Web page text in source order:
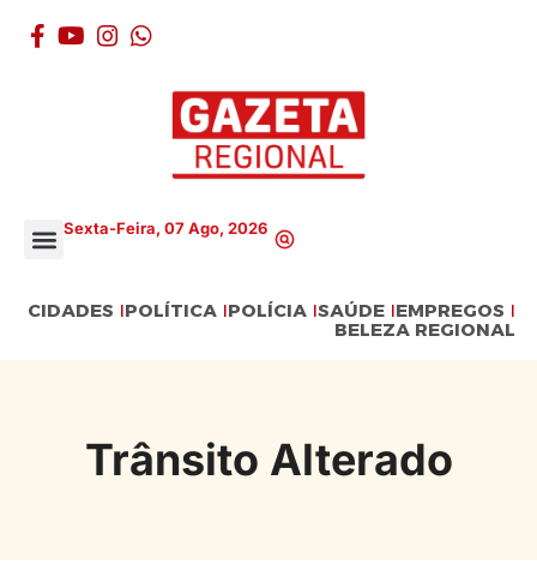
Sexta-Feira, 07 Ago, 2026
CIDADES POLÍTICA POLÍCIA SAÚDE EMPREGOS
BELEZA REGIONAL
Trânsito Alterado